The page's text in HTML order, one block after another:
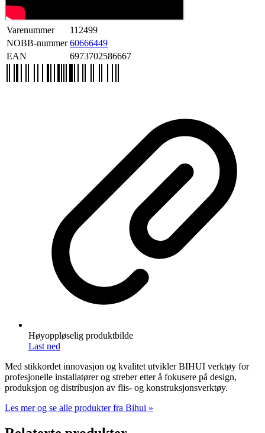
Varenummer
112499
NOBB-nummer 60666449
EAN
6973702586667
Høyoppløselig produktbilde
Last ned
Med stikkordet innovasjon og kvalitet utvikler BIHUI verktøy for
profesjonelle installatører og streber etter å fokusere på design,
produksjon og distribusjon av flis- og konstruksjonsverktøy.
Les mer og se alle produkter fra Bihui »